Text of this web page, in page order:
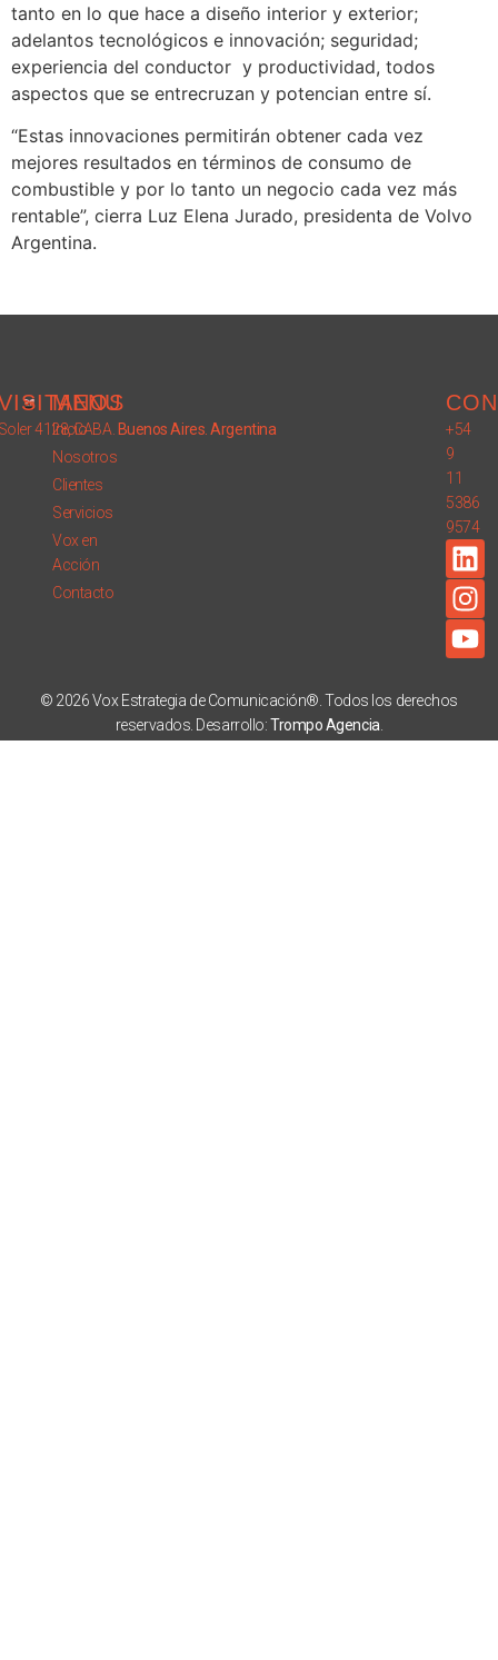
tanto en lo que hace a diseño interior y exterior;
adelantos tecnológicos e innovación; seguridad;
experiencia del conductor y productividad, todos
aspectos que se entrecruzan y potencian entre sí.
“Estas innovaciones permitirán obtener cada vez
mejores resultados en términos de consumo de
combustible y por lo tanto un negocio cada vez más
rentable”, cierra Luz Elena Jurado, presidenta de Volvo
Argentina.
MENU
Inicio
Nosotros
Clientes
Servicios
Vox en
Acción
Contacto
4128, CABA. Buenos Aires. Argentina
+54
9
11
5386
9574
© 2026 Vox Estrategia de Comunicación®. Todos los derechos
reservados. Desarrollo:Trompo Agencia